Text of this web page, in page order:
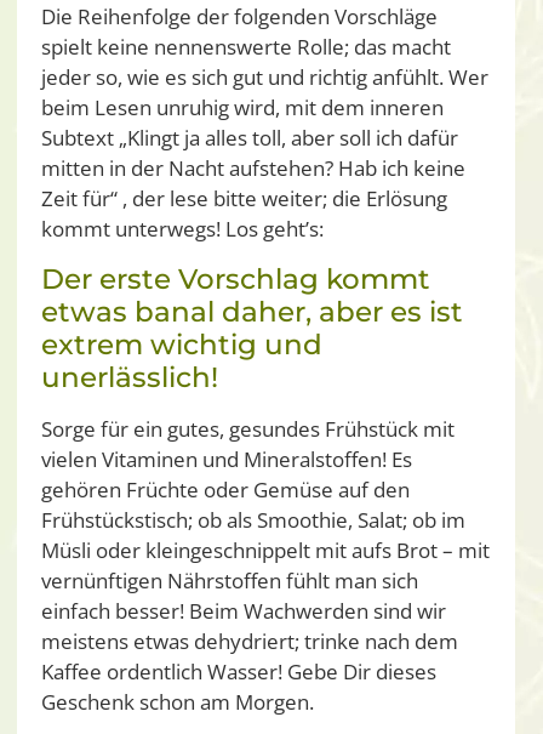
Die Reihenfolge der folgenden Vorschläge
spielt keine nennenswerte Rolle; das macht
jeder so, wie es sich gut und richtig anfühlt. Wer
beim Lesen unruhig wird, mit dem inneren
Subtext „Klingt ja alles toll, aber soll ich dafür
mitten in der Nacht aufstehen? Hab ich keine
Zeit für“ , der lese bitte weiter; die Erlösung
kommt unterwegs! Los geht’s:
Der erste Vorschlag kommt
etwas banal daher, aber es ist
extrem wichtig und
unerlässlich!
Sorge für ein gutes, gesundes Frühstück mit
vielen Vitaminen und Mineralstoffen! Es
gehören Früchte oder Gemüse auf den
Frühstückstisch; ob als Smoothie, Salat; ob im
Müsli oder kleingeschnippelt mit aufs Brot – mit
vernünftigen Nährstoffen fühlt man sich
einfach besser! Beim Wachwerden sind wir
meistens etwas dehydriert; trinke nach dem
Kaffee ordentlich Wasser! Gebe Dir dieses
Geschenk schon am Morgen.